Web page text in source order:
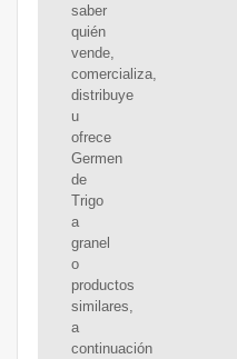
saber
quién
vende,
comercializa,
distribuye
u
ofrece
Germen
de
Trigo
a
granel
o
productos
similares,
a
continuación